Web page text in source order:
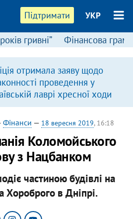
Підтримати УКР
гривні” Фінансова
отримала заяву щодо
проведення у
лаврі хресної ходи
Фінанси — 18 вересня 2019, 16:18
Коломойського
з Нацбанком
частиною будівлі на
Хороброго в Дніпрі.